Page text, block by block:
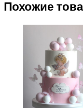
Похожие